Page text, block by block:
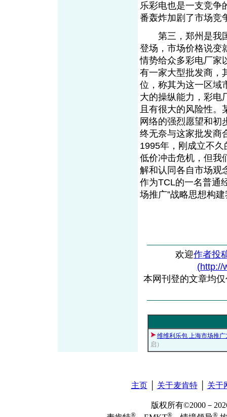
乐彩电也是一支竞争
番轰炸加剧了市场竞
第三，郑州是我国
登场，市场价格说变
情势给众多彩电厂家
有一家大型批发商，
位，称其为这一区域
大的操纵能力，彩电
且有很大的风险性
网络的强烈愿望和初
终无奈与这家批发商
1995年，刚成立不
低价冲击危机，但我
解和认同各自市场观
作为TCL的一名普通
场推广”战略思想构
欢迎作者投
(http://
本网刊登的文章均
维维利乐包 上海市场推广
启）
主页│ 关于麦肯特│ 关于
版权所有©2000－
® ® ®